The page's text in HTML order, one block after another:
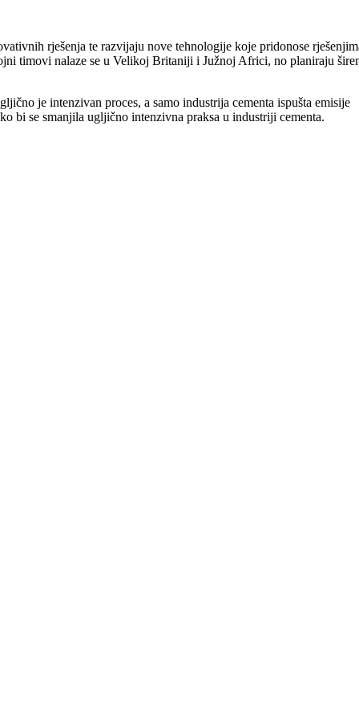
rješenja te razvijaju nove tehnologije koje pridonose
timovi nalaze se u Velikoj Britaniji i Južnoj Africi, no planiraju
je intenzivan proces, a samo industrija cementa ispušta emisije
bi se smanjila ugljično intenzivna praksa u industriji cementa.